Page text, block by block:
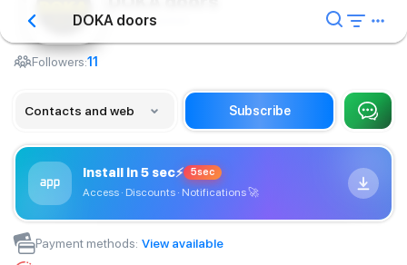
DOKA doors
Door production
Followers:11
Contacts and web Subscribe
Install in 5 sec⚡ 5sec
Access · Discounts · Notifications🚀
Payment methods: View available